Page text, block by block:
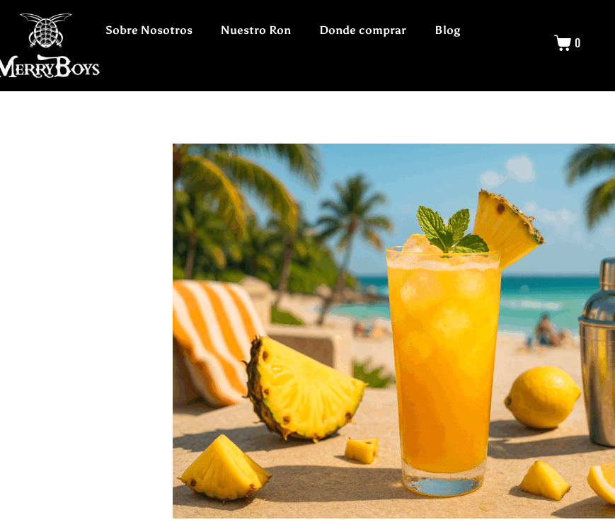
Sobre Nosotros Nuestro Ron Donde comprar Blog
0